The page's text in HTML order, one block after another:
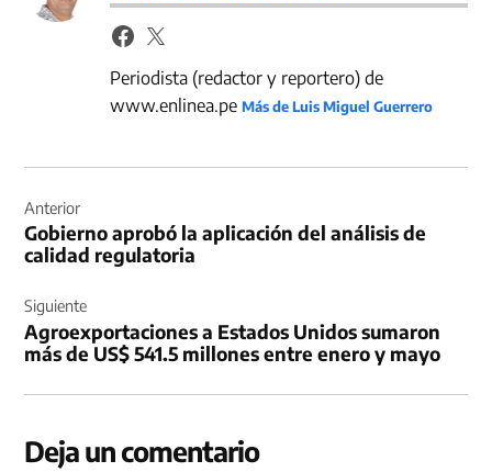
Periodista (redactor y reportero) de
www.enlinea.peMás de Luis Miguel Guerrero
de
entradas
Anterior
Gobierno aprobó la aplicación del análisis de
calidad regulatoria
Siguiente
Agroexportaciones a Estados Unidos sumaron
más de US$ 541.5 millones entre enero y mayo
Deja un comentario